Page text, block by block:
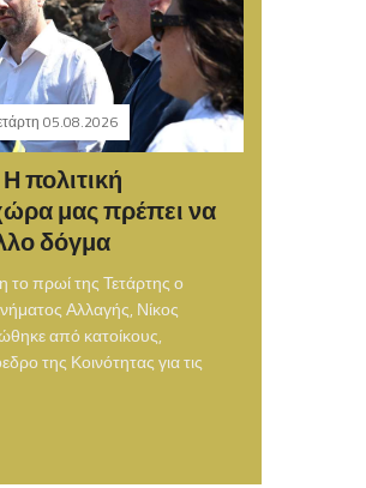
05.08.2026
πολιτική
μας πρέπει να
δόγμα
το πρωί της Τετάρτης ο
Αλλαγής, Νίκος
από κατοίκους,
της Κοινότητας για τις